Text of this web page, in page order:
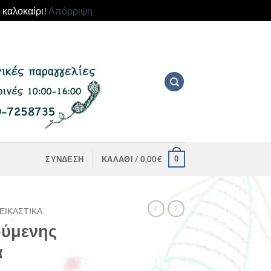
Απόρριψη
ΣΎΝΔΕΣΗ ΚΑΛΆΘΙ / 0,00€ 0
ΕΙΚΑΣΤΙΚΆ